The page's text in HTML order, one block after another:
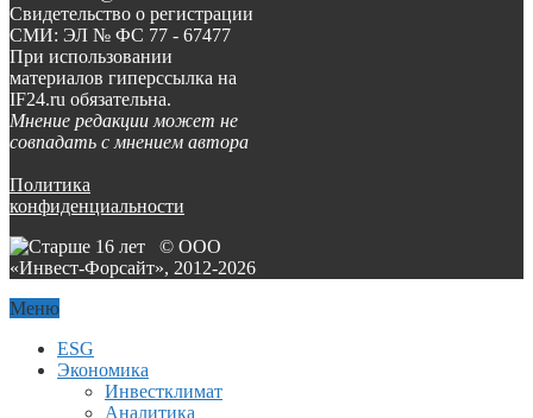
Свидетельство о регистрации
СМИ: ЭЛ № ФС 77 - 67477
При использовании
материалов гиперссылка на
IF24.ru обязательна.
Мнение редакции может не
совпадать с мнением автора
Политика
конфиденциальности
© ООО
«Инвест-Форсайт», 2012-2026
Меню
ESG
Экономика
Инвестклимат
Аналитика